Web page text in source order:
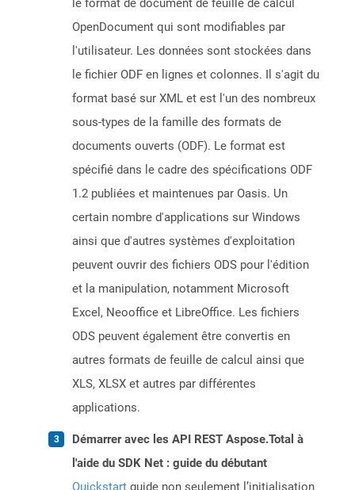
le format de document de feuille de calcul
OpenDocument qui sont modifiables par
l'utilisateur. Les données sont stockées dans
le fichier ODF en lignes et colonnes. Il s'agit du
format basé sur XML et est l'un des nombreux
sous-types de la famille des formats de
documents ouverts (ODF). Le format est
spécifié dans le cadre des spécifications ODF
1.2 publiées et maintenues par Oasis. Un
certain nombre d'applications sur Windows
ainsi que d'autres systèmes d'exploitation
peuvent ouvrir des fichiers ODS pour l'édition
et la manipulation, notamment Microsoft
Excel, Neooffice et LibreOffice. Les fichiers
ODS peuvent également être convertis en
autres formats de feuille de calcul ainsi que
XLS, XLSX et autres par différentes
applications.
Démarrer avec les API REST Aspose.Total à
l'aide du SDK Net : guide du débutant
Quickstart guide non seulement l’initialisation